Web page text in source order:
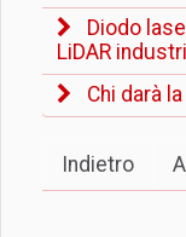
Diodo
LiDAR
Chi darà
Indietro